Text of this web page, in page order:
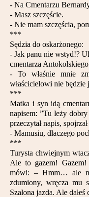
Kontakt
- Na Cmentarzu
- Masz szczęście.
- Nie mam szczęścia,
***
Sędzia do oskarżonego:
- Jak panu nie wstyd!?
cmentarza
- To właśnie mnie
właścicielowi nie będzie
***
Matka i syn idą
napisem: ”Tu leży
przeczytał napis,
- Mamusiu, dlaczego
***
Turysta chwiejnym
Ale to gazem! Gazem!
mówi: – Hmm… ale
zdumiony, wręcza mu
Szalona jazda. Ale dałeś